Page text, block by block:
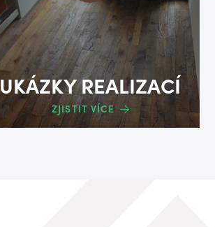
UKÁZKY REALIZACÍ
ZJISTIT VÍCE